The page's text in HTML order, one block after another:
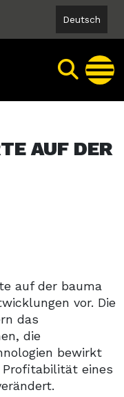
Deutsch
AUF DER
auf der bauma
vor. Die
das
die
bewirkt
eines